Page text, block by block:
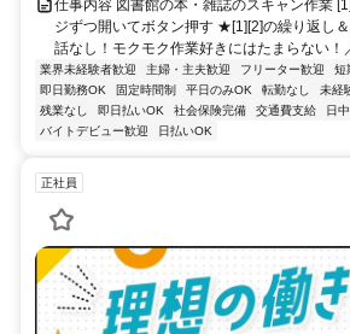
仕事内容 図書館の本・雑誌のスキャン作業
ジずつ開いてボタン押す ★[1][2]の繰り返し
話なし！モクモク作業好きにはたまらない！
業界未経験者歓迎 主婦・主夫歓迎 フリーター歓迎 短
即日勤務OK
固定時間制 平日のみOK 転勤なし 未経
残業なし
即日払いOK 社会保険完備 交通費支給 日中
バイトデビュー歓迎
日払いOK
正社員